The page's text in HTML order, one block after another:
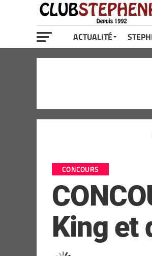
ACTUALITÉ
CONCOURS
King et